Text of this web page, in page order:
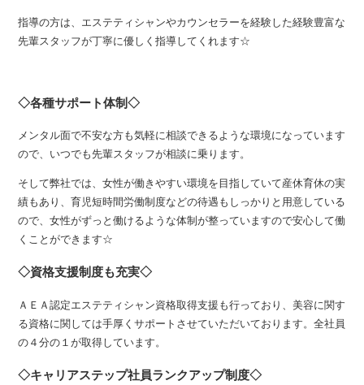
指導の方は、エステティシャンやカウンセラーを経験した経験豊富な
先輩スタッフが丁寧に優しく指導してくれます☆
◇各種サポート体制◇
メンタル面で不安な方も気軽に相談できるような環境になっています
ので、いつでも先輩スタッフが相談に乗ります。
そして弊社では、女性が働きやすい環境を目指していて産休育休の実
績もあり、育児短時間労働制度などの待遇もしっかりと用意している
ので、女性がずっと働けるような体制が整っていますので安心して働
くことができます☆
◇資格支援制度も充実◇
ＡＥＡ認定エステティシャン資格取得支援も行っており、美容に関す
る資格に関しては手厚くサポートさせていただいております。全社員
の４分の１が取得しています。
◇キャリアステップ社員ランクアップ制度◇